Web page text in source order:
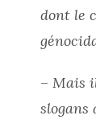
dont le
– Mais
slogans